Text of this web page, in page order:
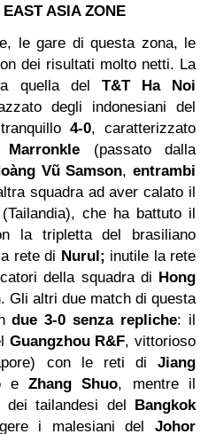
EAST ASIA ZONE
le gare di questa zona, le
dei risultati molto netti. La
quella del T&T Ha Noi
degli indonesiani del
4-0, caratterizzato
Marronkle (passato dalla
Vũ Samson, entrambi
squadra ad aver calato il
(Tailandia), che ha battuto il
la tripletta del brasiliano
rete di Nurul; inutile la rete
della squadra di Hong
. Gli altri due match di questa
due 3-0 senza repliche: il
Guangzhou R&F, vittorioso
con le reti di Jiang
eZhang Shuo, mentre il
dei tailandesi del Bangkok
i malesiani del Johor